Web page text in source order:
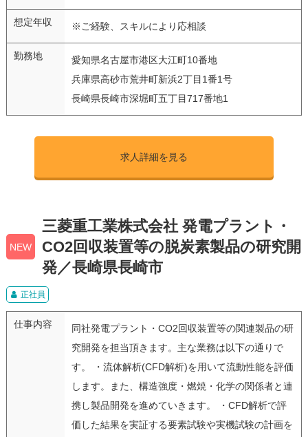
想定年収 ※ご経験、スキルにより応相談
勤務地
愛知県名古屋市港区大江町10番地
兵庫県高砂市荒井町新浜2丁目1番1号
長崎県長崎市深堀町五丁目717番地1
求人詳細を見る
NEW
三菱重工業株式会社 発電プラント・
CO2回収装置等の脱炭素製品の研究開
発／長崎県長崎市
正社員
仕事内容
同社発電プラント・CO2回収装置等の関連製品の研
究開発を担当頂きます。主な業務は以下の通りで
す。 ・流体解析(CFD解析)を用いて流動性能を評価
します。また、構造強度・燃焼・化学の関係者と連
携し製品開発を進めていきます。 ・CFD解析で評
価した結果を実証する要素試験や実機試験の計画を